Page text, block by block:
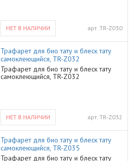
НЕТ В НАЛИЧИИ арт. TR-Z030
Трафарет для био тату и блеск тату
самоклеющийся, TR-Z032
Трафарет для био тату и блеск тату
самоклеющийся, TR-Z032
НЕТ В НАЛИЧИИ арт. TR-Z032
Трафарет для био тату и блеск тату
самоклеющийся, TR-Z035
Трафарет для био тату и блеск тату